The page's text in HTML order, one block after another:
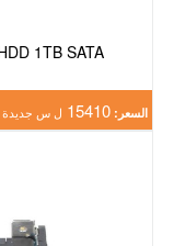
1TB SATA
السعر: 15410 ل س جديدة